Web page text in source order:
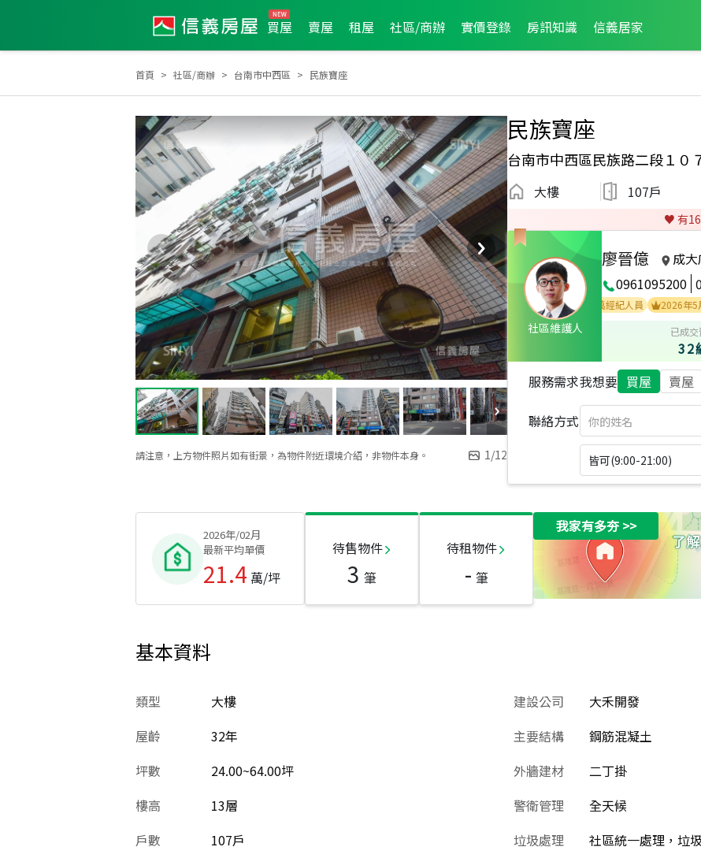
買屋 賣屋 租屋 社區/商辦 實價登錄 房訊知識 信義居家
首頁 社區/商辦 台南市中西區 民族寶座
請注意，上方物件照片如有街景，為物件附近環境介紹，非物件本身。 1/12
民族寶座
台南市中西區民族路二段１０
大樓 107戶
♥️ 有16
社區維護人
廖晉億
成大
0961095200
2024年7月區成件TOP3 2023年5月區成件TOP1 2021年7月區成件TOP2 2026年5月業績破百萬經紀人員
2026年5月龍虎榜
已成交
32
服務需求我想要 買屋 賣屋
聯絡方式
皆可(9:00-21:00)
2026年/02月
最新平均單價
21.4 萬/坪
待售物件
3 筆
待租物件
- 筆
我家有多夯>>
基本資料
類型
大樓
屋齡
32年
坪數
24.00~64.00坪
樓高
13層
戶數
107戶
建設公司
大禾開發
主要結構
鋼筋混凝土
外牆建材
二丁掛
警衛管理
全天候
垃圾處理
社區統一處理，垃